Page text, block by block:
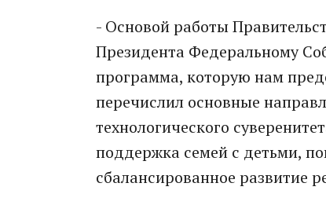
- Основой работы
Президента Федеральному
программа, которую нам
перечислил основные
технологического
поддержка семей с детьми,
сбалансированное развитие